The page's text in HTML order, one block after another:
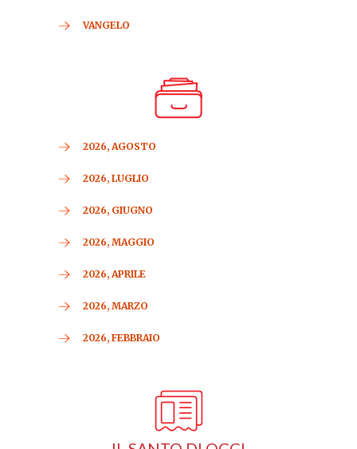
VANGELO
2026, AGOSTO
2026, LUGLIO
2026, GIUGNO
2026, MAGGIO
2026, APRILE
2026, MARZO
2026, FEBBRAIO